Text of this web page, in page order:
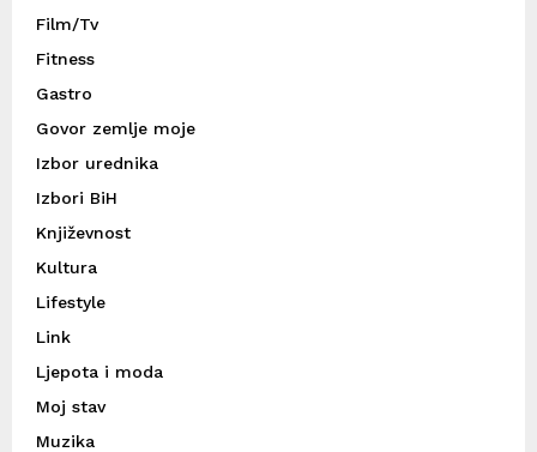
Film/Tv
Fitness
Gastro
Govor zemlje moje
Izbor urednika
Izbori BiH
Književnost
Kultura
Lifestyle
Link
Ljepota i moda
Moj stav
Muzika